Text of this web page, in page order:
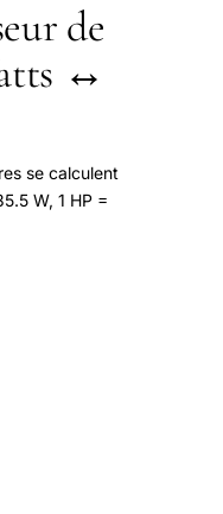
de
↔
se calculent
W, 1 HP =